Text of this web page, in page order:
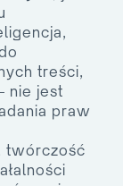
treści,
nie jest
praw
twórczość